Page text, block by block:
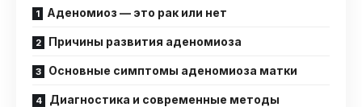
Аденомиоз — это рак или нет
Причины развития аденомиоза
Основные симптомы аденомиоза матки
Диагностика и современные методы